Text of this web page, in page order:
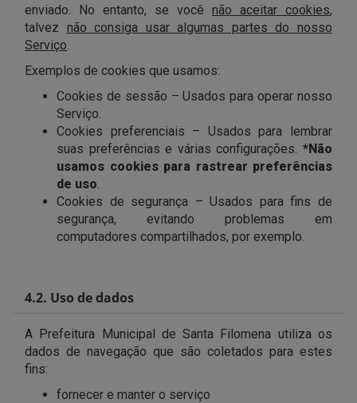
enviado. No entanto, se você não aceitar cookies,
talvez não consiga usar algumas partes do nosso
Serviço.
Exemplos de cookies que usamos:
Cookies de sessão – Usados para operar nosso
Serviço.
Cookies preferenciais – Usados para lembrar
suas preferências e várias configurações. *Não
usamos cookies para rastrear preferências
de uso.
Cookies de segurança – Usados para fins de
segurança, evitando problemas em
computadores compartilhados, por exemplo.
4.2. Uso de dados
A Prefeitura Municipal de Santa Filomena utiliza os
dados de navegação que são coletados para estes
fins:
fornecer e manter o serviço